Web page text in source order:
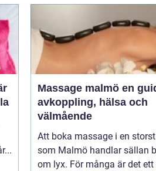
Massage malmö en guide till
avkoppling, hälsa och
välmående
Att boka massage i en
som Malmö handlar sällan
om lyx. För många är det